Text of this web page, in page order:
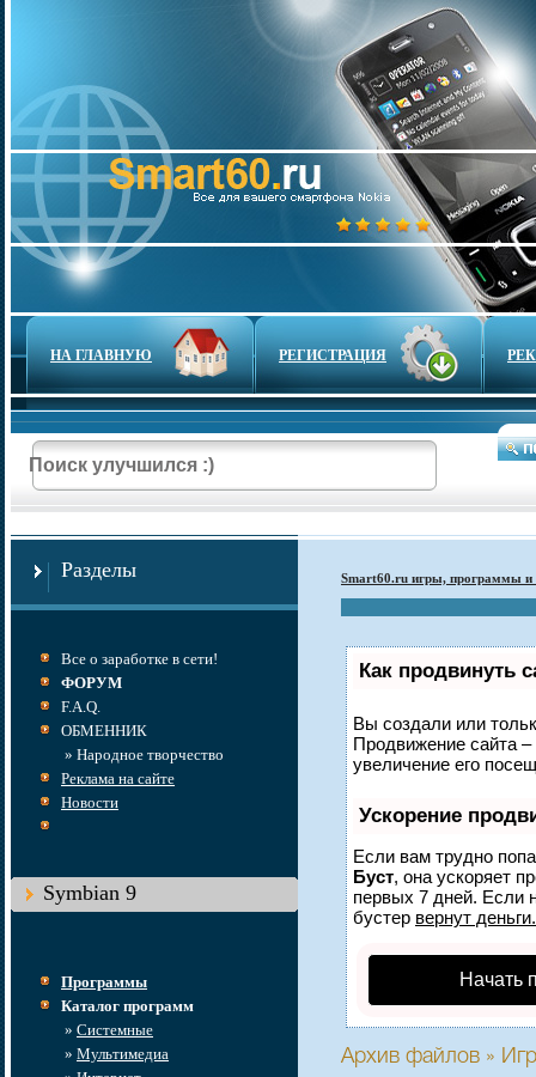
НА ГЛАВНУЮ РЕГИСТРАЦИЯ
Разделы
Все о заработке в сети!
ФОРУМ
F.A.Q.
ОБМЕННИК
» Народное творчество
Реклама на сайте
Новости
Symbian 9
Программы
Каталог программ
» Системные
» Мультимедиа
Smart60.ru игры, программы и
Как продвинуть
Вы создали или
Продвижение сайта
увеличение его
Ускорение
Если вам трудно
Буст, она ускоряет
первых 7 дней. Если
бустер вернут деньги.
Начать
Архив файлов »